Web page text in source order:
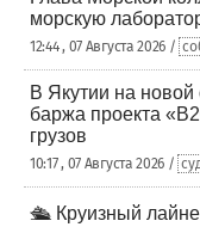
морскую
12:44 , 07 Августа 2026 /
В Якутии на
баржа проекта
грузов
10:17 , 07 Августа 2026 /
🛳️ Круизный